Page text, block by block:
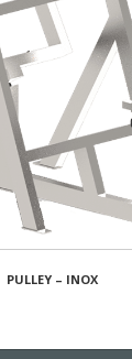
PULLEY – INOX